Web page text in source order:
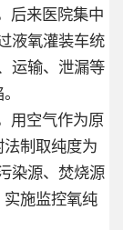
后来医院集中
液氧灌装车统
运输、泄漏等
用空气作为原
制取纯度为
染源、焚烧源
施监控氧纯